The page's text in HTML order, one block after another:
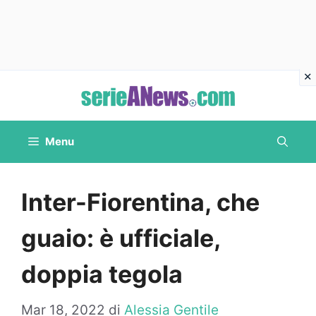
contenuto
Menu
Inter-Fiorentina, che
guaio: è ufficiale,
doppia tegola
Mar 18, 2022 di Alessia Gentile